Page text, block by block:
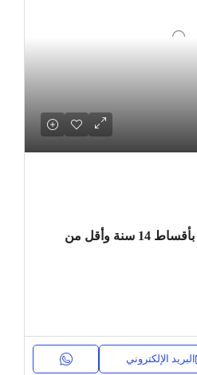
للبيع بمدينة نور استوديو بأقساط 14 سنة وأقل من
البريد الإلكتروني